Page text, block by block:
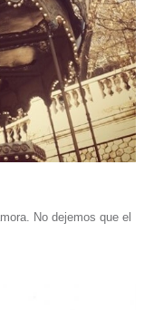
No dejemos que el